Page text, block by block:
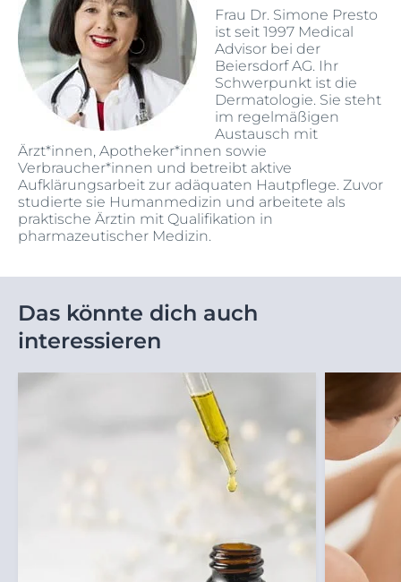
Frau Dr. Simone Presto
ist seit 1997 Medical
Advisor bei der
Beiersdorf AG. Ihr
Schwerpunkt ist die
Dermatologie. Sie steht
im regelmäßigen
Austausch mit
Ärzt*innen, Apotheker*innen sowie
Verbraucher*innen und betreibt aktive
Aufklärungsarbeit zur adäquaten Hautpflege. Zuvor
studierte sie Humanmedizin und arbeitete als
praktische Ärztin mit Qualifikation in
pharmazeutischer Medizin.
Das könnte dich auch
interessieren